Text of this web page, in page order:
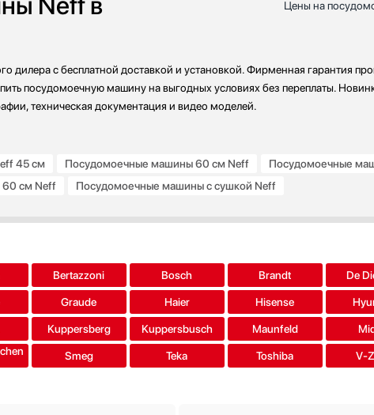
Другие регионы
Цены на
с бесплатной доставкой и установкой. Фирменная гарантия
посудомоечную машину на выгодных условиях без переплаты.
техническая документация и видео моделей.
45 см Посудомоечные машины 60 см Neff
Посудомоечные
см Neff
Посудомоечные машины с сушкой Neff
Bertazzoni Bosch Brandt De
Graude Haier Hisense
Kuppersberg Kuppersbusch Maunfeld
Smeg Teka Toshiba V-